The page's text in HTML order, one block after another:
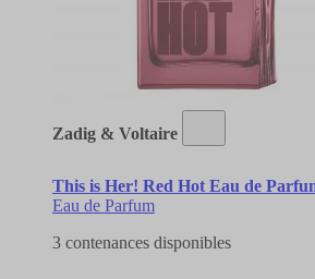
Zadig & Voltaire
This is Her! Red Hot Eau de
Eau de Parfum
3 contenances disponibles